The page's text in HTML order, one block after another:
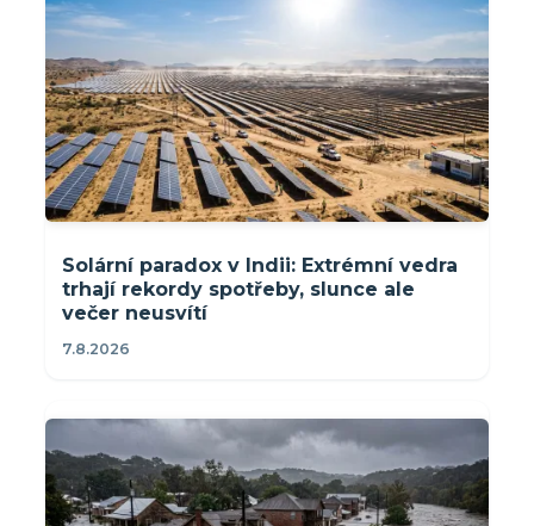
Solární paradox v Indii: Extrémní vedra
trhají rekordy spotřeby, slunce ale
večer neusvítí
7.8.2026